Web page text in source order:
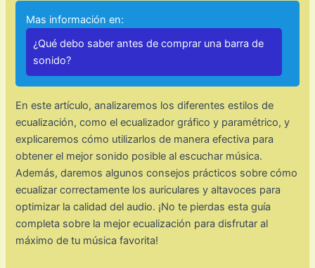
Mas información en:
¿Qué debo saber antes de comprar una barra de
sonido?
En este artículo, analizaremos los diferentes estilos de
ecualización, como el ecualizador gráfico y paramétrico, y
explicaremos cómo utilizarlos de manera efectiva para
obtener el mejor sonido posible al escuchar música.
Además, daremos algunos consejos prácticos sobre cómo
ecualizar correctamente los auriculares y altavoces para
optimizar la calidad del audio. ¡No te pierdas esta guía
completa sobre la mejor ecualización para disfrutar al
máximo de tu música favorita!